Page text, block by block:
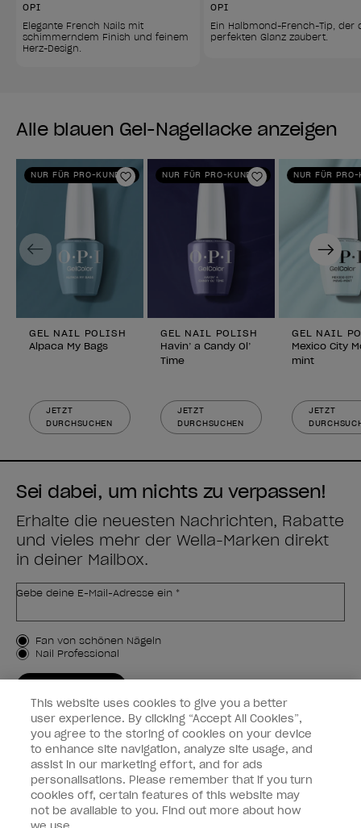
OPI
Elegante French Nails mit
schimmerndem Finish und feinem
Herz-Design.
OPI
Ein Halbmond-French-Tip, der
perfekten Glanz zaubert.
Alle blauen Gel-Nagellacke anzeigen
NUR FÜR PRO-KUNDEN
Zur Wunschliste hinzufügen
GEL NAIL POLISH
Alpaca My Bags
JETZT
DURCHSUCHEN
NUR FÜR PRO-KUNDEN
Zur
GEL NAIL POLISH
Havin’ a Candy Ol’
Time
JETZT
DURCHSUCHEN
NUR FÜR PRO-
GEL NAIL
Mexico City
mint
JETZT
Previous Next
Sei dabei, um nichts zu verpassen!
Erhalte die neuesten Nachrichten, Rabatte
und vieles mehr der Wella-Marken direkt
in deiner Mailbox.
Gebe deine E-Mail-Adresse ein *
Kundenart
Fan von schönen Nägeln
Nail Professional
Kundeninformationen
Vernetzen
This website uses cookies to give you a better
user experience. By clicking “Accept All Cookies”,
you agree to the storing of cookies on your device
to enhance site navigation, analyze site usage, and
assist in our marketing effort, and for ads
personalisations. Please remember that if you turn
cookies off, certain features of this website may
not be available to you. Find out more about how